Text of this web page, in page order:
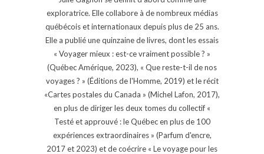
exploratrice. Elle collabore à de nombreux médias
québécois et internationaux depuis plus de 25 ans.
Elle a publié une quinzaine de livres, dont les essais
« Voyager mieux : est-ce vraiment possible ? »
(Québec Amérique, 2023), « Que reste-t-il de nos
voyages ? » (Éditions de l'Homme, 2019) et le récit
«Cartes postales du Canada » (Michel Lafon, 2017),
en plus de diriger les deux tomes du collectif «
Testé et approuvé : le Québec en plus de 100
expériences extraordinaires » (Parfum d'encre,
2017 et 2023) et de coécrire « Le voyage pour les